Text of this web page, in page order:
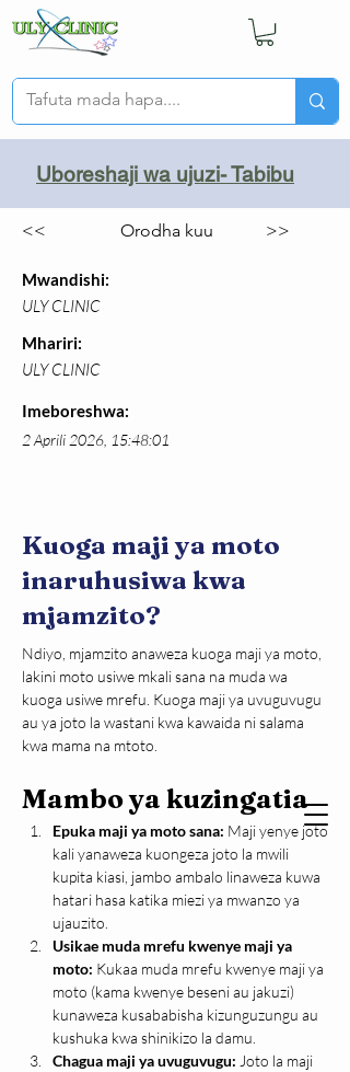
Uboreshaji wa ujuzi- Tabibu
<< Orodha kuu >>
Mwandishi:
ULY CLINIC
Mhariri:
ULY CLINIC
Imeboreshwa:
2 Aprili 2026, 15:48:01
Kuoga maji ya moto
inaruhusiwa kwa
mjamzito?
Ndiyo, mjamzito anaweza kuoga maji ya moto,
lakini moto usiwe mkali sana na muda wa
kuoga usiwe mrefu. Kuoga maji ya uvuguvugu
au ya joto la wastani kwa kawaida ni salama
kwa mama na mtoto.
Mambo ya kuzingatia
Epuka maji ya moto sana: Maji yenye joto
kali yanaweza kuongeza joto la mwili
kupita kiasi, jambo ambalo linaweza kuwa
hatari hasa katika miezi ya mwanzo ya
ujauzito.
Usikae muda mrefu kwenye maji ya
moto: Kukaa muda mrefu kwenye maji ya
moto (kama kwenye beseni au jakuzi)
kunaweza kusababisha kizunguzungu au
kushuka kwa shinikizo la damu.
Chagua maji ya uvuguvugu: Joto la maji